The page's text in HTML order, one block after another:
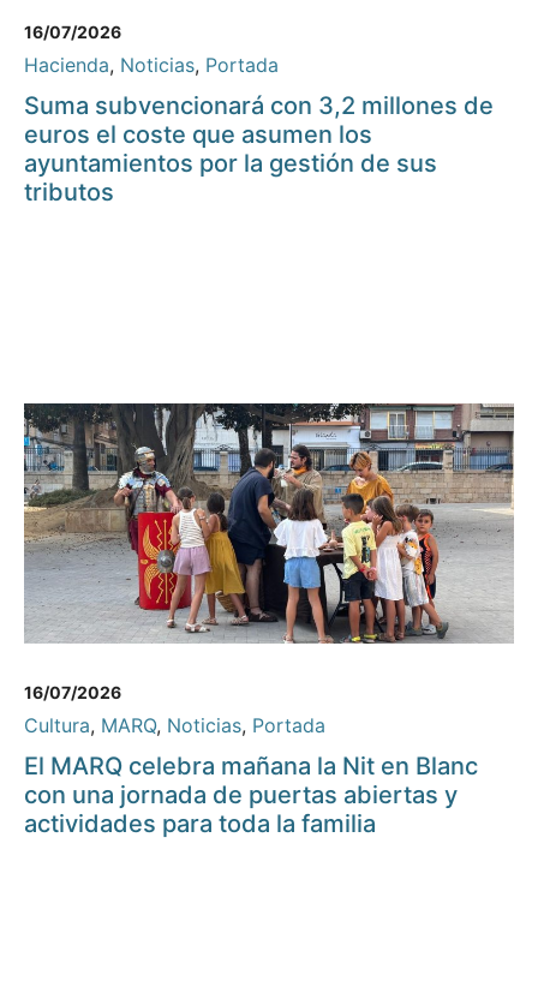
16/07/2026
Hacienda, Noticias, Portada
Suma subvencionará con 3,2 millones de
euros el coste que asumen los
ayuntamientos por la gestión de sus
tributos
16/07/2026
Cultura, MARQ, Noticias, Portada
El MARQ celebra mañana la Nit en Blanc
con una jornada de puertas abiertas y
actividades para toda la familia